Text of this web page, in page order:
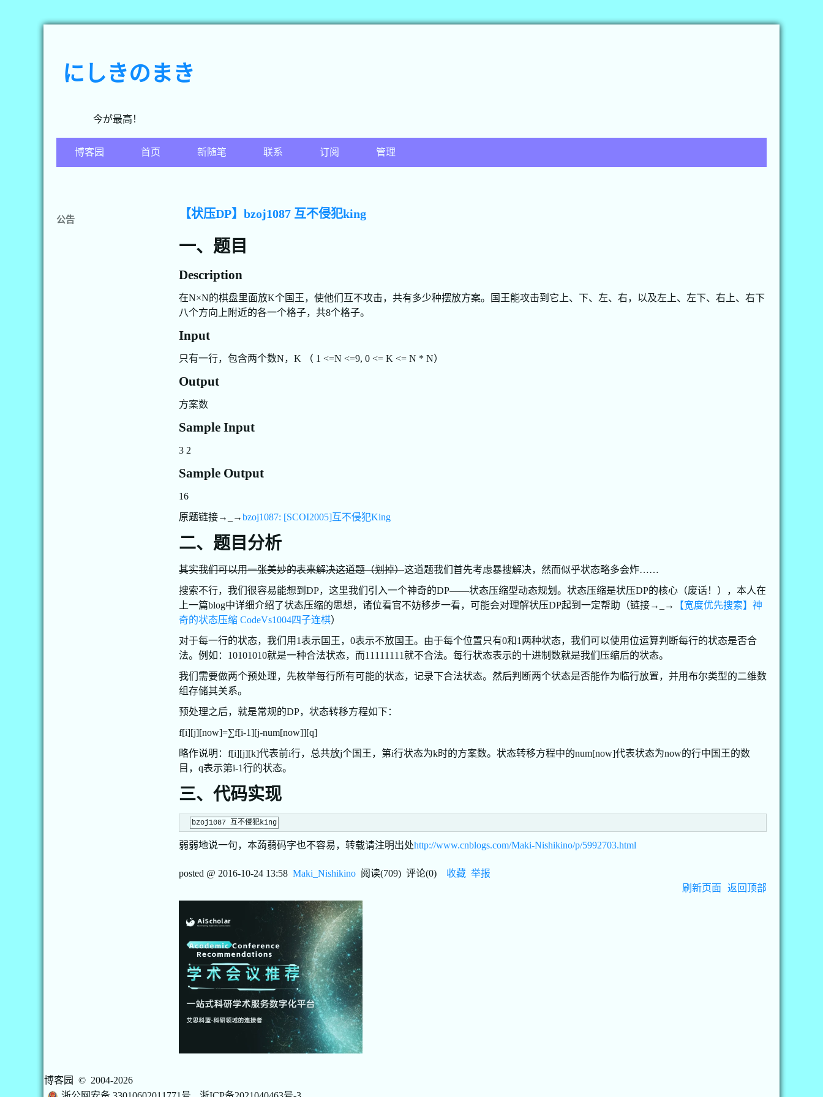
にしきのまき
今が最高！
博客园 首页 新随笔 联系 订阅 管理
【状压DP】bzoj1087 互不侵犯king
一、题目
Description
在N×N的棋盘里面放K个国王，使他们互不攻击，共有多少种摆放方案。国王能攻击到它上、下、左、右，以及左上、左下、右上、右下
八个方向上附近的各一个格子，共8个格子。
Input
只有一行，包含两个数N，K （ 1 <=N <=9, 0 <= K <= N * N）
Output
方案数
Sample Input
3 2
Sample Output
16
原题链接→_→bzoj1087: [SCOI2005]互不侵犯King
二、题目分析
其实我们可以用一张美妙的表来解决这道题（划掉）这道题我们首先考虑暴搜解决，然而似乎状态略多会炸……
搜索不行，我们很容易能想到DP，这里我们引入一个神奇的DP——状态压缩型动态规划。状态压缩是状压DP的核心（废话！），本人在
上一篇blog中详细介绍了状态压缩的思想，诸位看官不妨移步一看，可能会对理解状压DP起到一定帮助（链接→_→
【宽度优先搜索】神
奇的状态压缩 CodeVs1004四子连棋）
对于每一行的状态，我们用1表示国王，0表示不放国王。由于每个位置只有0和1两种状态，我们可以使用位运算判断每行的状态是否合
法。例如：10101010就是一种合法状态，而11111111就不合法。每行状态表示的十进制数就是我们压缩后的状态。
我们需要做两个预处理，先枚举每行所有可能的状态，记录下合法状态。然后判断两个状态是否能作为临行放置，并用布尔类型的二维数
组存储其关系。
预处理之后，就是常规的DP，状态转移方程如下：
f[i][j][now]=∑f[i-1][j-num[now]][q]
略作说明：f[i][j][k]代表前i行，总共放j个国王，第i行状态为k时的方案数。状态转移方程中的num[now]代表状态为now的行中国王的数
目，q表示第i-1行的状态。
三、代码实现
bzoj1087 互不侵犯king
弱弱地说一句，本蒟蒻码字也不容易，转载请注明出处http://www.cnblogs.com/Maki-Nishikino/p/5992703.html
posted @ 2016-10-24 13:58 Maki_Nishikino 阅读(709) 评论(0) 收藏 举报
刷新页面
返回顶部
公告
博客园
© 2004-2026